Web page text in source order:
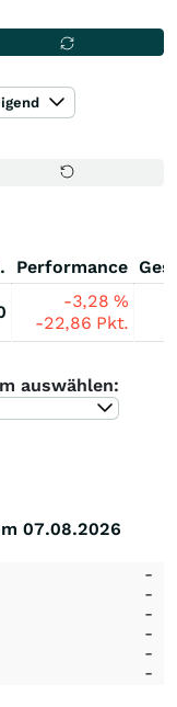
Performance
-3,28%
-22,86 Pkt.
auswählen:
07.08.2026
-
-
-
-
-
-